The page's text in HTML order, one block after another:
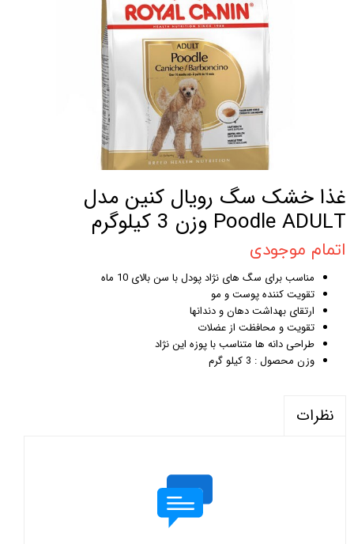
غذا خشک سگ رویال کنین مدل
Poodle ADULT وزن 3 کیلوگرم
اتمام موجودی
مناسب برای سگ های نژاد پودل با سن بالای 10 ماه
تقویت کننده پوست و مو
ارتقای بهداشت دهان و دندانها
تقویت و محافظت از عضلات
طراحی دانه ها متناسب با پوزه این نژاد
وزن محصول : 3 کیلو گرم
نظرات